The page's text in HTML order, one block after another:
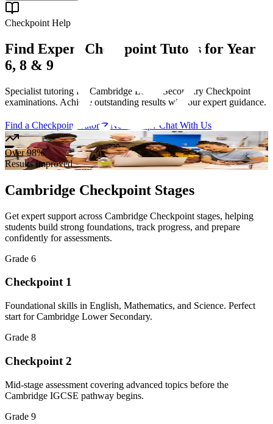
Checkpoint Help
Find Expert Checkpoint Tutors for Year
6, 8 & 9
Specialist tutoring for Cambridge Lower Secondary Checkpoint
examinations. Achieve outstanding results with our expert guidance.
Find a Checkpoint Tutor Need Help? Chat With Us
Over 98%
Results Improved
Cambridge Checkpoint Stages
Get expert support across Cambridge Checkpoint stages, helping
students build strong foundations, track progress, and prepare
confidently for assessments.
Grade 6
Checkpoint 1
Foundational skills in English, Mathematics, and Science. Perfect
start for Cambridge Lower Secondary.
Grade 8
Checkpoint 2
Mid-stage assessment covering advanced topics before the
Cambridge IGCSE pathway begins.
Grade 9